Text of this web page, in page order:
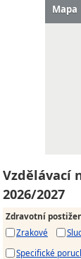
Mapa
Vzdělávací
2026/2027
Zdravotní
Zrakové
Specifické